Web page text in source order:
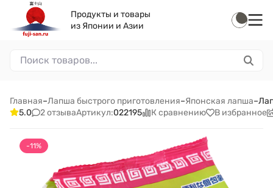
Продукты и товары
из Японии и Азии
Главная–Лапша быстрого приготовления–Японская лапша–
5.0
2 отзываАртикул:022195 К сравнению В избранное
-11%